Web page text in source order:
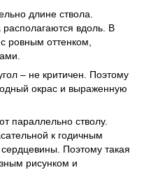
длине ствола.
располагаются вдоль. В
ровным оттенком,
– не критичен. Поэтому
окрас и выраженную
параллельно стволу.
к годичным
Поэтому такая
рисунком и